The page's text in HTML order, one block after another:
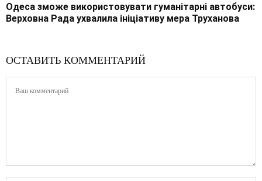
Одеса зможе використовувати гуманітарні автобуси:
Верховна Рада ухвалила ініціативу мера Труханова
ОСТАВИТЬ КОММЕНТАРИЙ